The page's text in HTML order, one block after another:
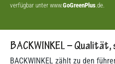
verfügbar unter www.GoGreenPlus .de.
BACKWINKEL –
BACKWINKEL zählt zu den